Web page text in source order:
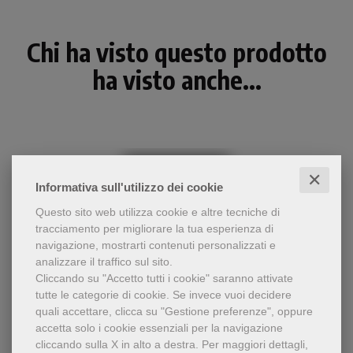
Informativa sull'utilizzo dei cookie ✕
Questo sito web utilizza cookie e altre tecniche di
tracciamento per migliorare la tua esperienza di
navigazione, mostrarti contenuti personalizzati e
analizzare il traffico sul sito.
Cliccando su "Accetto tutti i cookie" saranno attivate
tutte le categorie di cookie. Se invece vuoi decidere
quali accettare, clicca su "Gestione preferenze", oppure
accetta solo i cookie essenziali per la navigazione
cliccando sulla X in alto a destra. Per maggiori dettagli,
Chi ha visto questo prodotto
ha visto anche...
- 5%
Commento del Vangelo
feriale e festivo per tutto
Vangelo a colazione / Anno A